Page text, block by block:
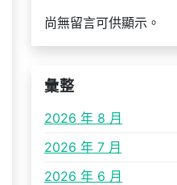
尚無留言可供顯示。
彙整
2026 年 8 月
2026 年 7 月
2026 年 6 月